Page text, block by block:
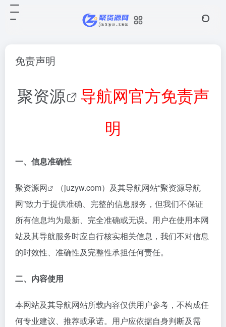
免责声明
聚资源
导航网官方免责声
明
一、信息准确性
聚资源网
（juzyw.com）及其导航网站“聚资源导航
网”致力于提供准确、完整的信息服务，但我们不保证
所有信息均为最新、完全准确或无误。用户在使用本网
站及其导航服务时应自行核实相关信息，我们不对信息
的时效性、准确性及完整性承担任何责任。
二、内容使用
本网站及其导航网站所载内容仅供用户参考，不构成任
何专业建议、推荐或承诺。用户应依据自身判断及需